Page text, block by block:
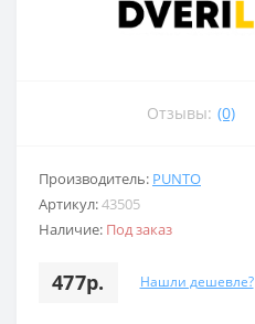
Отзывы: (0)
Производитель: PUNTO
Артикул:43505
Наличие: Под заказ
477р. Нашли дешевле?